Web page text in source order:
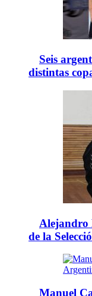
Seis
distintas
Alejandro
de la
Manuel